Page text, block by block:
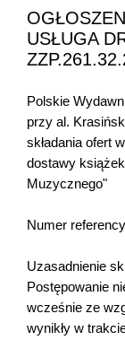
USŁUGA
Polskie
przy al.
składania ofert
dostawy
Muzycznego"
Numer
Uzasadnienie
Postępowanie
wcześnie ze
wynikły w